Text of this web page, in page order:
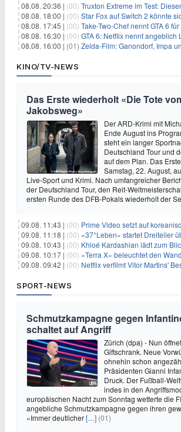
08.08. 20:36 | (00) Truxton Extreme im Test: Dieser neue Arcade-
08.08. 18:00 | (00) Star Fox auf Switch 2 könnte
08.08. 17:45 | (00) Take-Two-Chef nennt GTA 6 für 80 Euro ein
08.08. 16:30 | (00) GTA 6: Netflix nennt angeblich Laufzeit der
08.08. 16:00 | (01) Zelda-Film: Ganondorf, Impa und weitere
KINO/TV-NEWS
Das Erste wiederholt «Die Tote
Jakobsweg»
Der ARD-Krimi mit
Ende August ins
steht ein langer
Deutschland Tour und
auf dem Plan. Das
Samstag, 22. August,
Live-Sport und Krimi. Nach umfangreicher
der Deutschland Tour, den Reit-
ersten Runde des DFB-Pokals wiederholt der
09.08. 11:43 | (00) Prime Video setzt auf
09.08. 11:18 | (00) «37°Leben» startet Dreiteiler über
09.08. 10:43 | (00) Khloé Kardashian lädt zum Blick hinter die
09.08. 10:17 | (00) «Terra X» beleuchtet den
09.08. 09:42 | (00) Netflix verfilmt Vitor Martins'
SPORT-NEWS
Schmutzkampagne gegen
schaltet auf Angriff
Zürich (dpa) - Nun
Giftschrank. Neue
ohnehin schon
Präsidenten Gianni
Druck. Der Fußball-
indes in den
europäischen Nacht zum Sonntag wetterte die
angebliche Schmutzkampagne gegen ihren
«Immer deutlicher[…] (01)